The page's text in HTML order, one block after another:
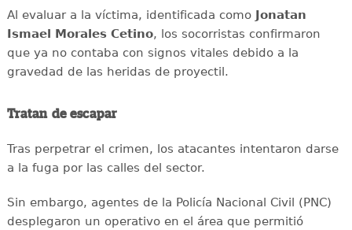
Al evaluar a la víctima, identificada como Jonatan
Ismael Morales Cetino, los socorristas confirmaron
que ya no contaba con signos vitales debido a la
gravedad de las heridas de proyectil.
Tratan de escapar
Tras perpetrar el crimen, los atacantes intentaron darse
a la fuga por las calles del sector.
Sin embargo, agentes de la Policía Nacional Civil (PNC)
desplegaron un operativo en el área que permitió